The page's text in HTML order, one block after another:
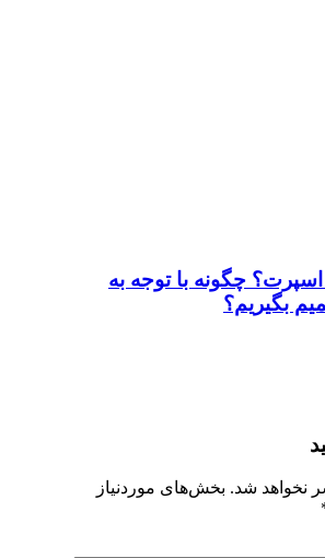
چگونه با توجه به
بگیریم؟
نخواهد شد. بخش‌های موردنیاز